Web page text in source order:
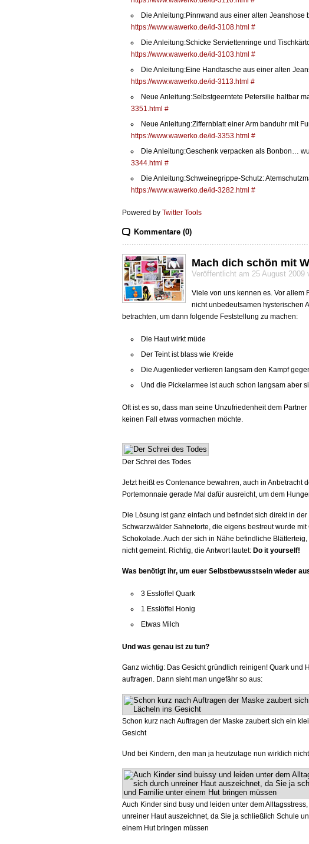
Die Anleitung:Pinnwand aus einer alten
https://www.wawerko.de/id-3108.html #
Die Anleitung:Schicke Serviettenringe und
https://www.wawerko.de/id-3103.html #
Die Anleitung:Eine Handtasche aus einer alten
https://www.wawerko.de/id-3113.html #
Neue Anleitung:Selbstgeerntete Petersilie haltbar
3351.html #
Neue Anleitung:Ziffernblatt einer Arm banduhr mit
https://www.wawerko.de/id-3353.html #
Die Anleitung:Geschenk verpacken als Bonbon…
3344.html #
Die Anleitung:Schweinegrippe-Schutz:
https://www.wawerko.de/id-3282.html #
Powered by Twitter Tools
Kommentare (0)
Mach dich schön mit
Veröffentlicht am 25 August 2009
Viele von uns kennen es. Vor allem
nicht unbedeutsamen hysterischen
betrachten, um dann folgende Feststellung zu machen:
Die Haut wirkt müde
Der Teint ist blass wie Kreide
Die Augenlieder verlieren langsam den Kampf
Und die Pickelarmee ist auch schon langsam aber
Oft ist es so, dass man seine Unzufriedenheit dem
keinen Fall etwas vormachen möchte.
Der Schrei des Todes
Jetzt heißt es Contenance bewahren, auch in Anbetracht
Portemonnaie gerade Mal dafür ausreicht, um dem
Die Lösung ist ganz einfach und befindet sich direkt in
Schwarzwälder Sahnetorte, die eigens bestreut wurde
Schokolade. Auch der sich in Nähe befindliche
nicht gemeint. Richtig, die Antwort lautet: Do it yourself!
Was benötigt ihr, um euer Selbstbewusstsein wieder
3 Esslöffel Quark
1 Esslöffel Honig
Etwas Milch
Und was genau ist zu tun?
Ganz wichtig: Das Gesicht gründlich reinigen! Quark und
auftragen. Dann sieht man ungefähr so aus:
Schon kurz nach Auftragen der Maske zaubert sich ein
Gesicht
Und bei Kindern, den man ja heutzutage nun wirklich
Auch Kinder sind busy und leiden unter dem
unreiner Haut auszeichnet, da Sie ja schließlich Schule
einem Hut bringen müssen